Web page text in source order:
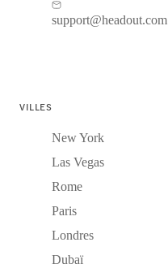
support@headout.com
VILLES
New York
Las Vegas
Rome
Paris
Londres
Dubaï